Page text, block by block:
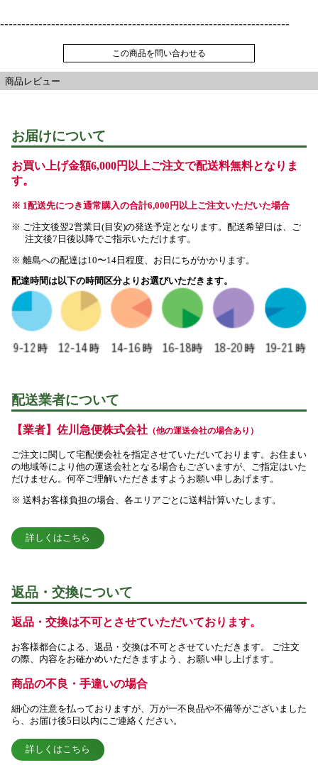
--------------------------------------------------------------------
この商品を問い合わせる
商品レビュー